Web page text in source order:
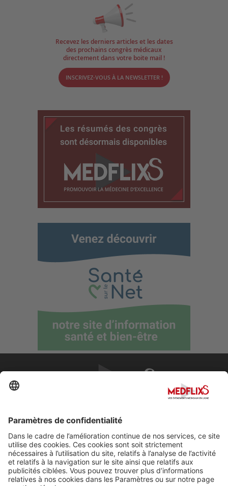
Recevez les derniers articles et les dates
des prochains congrès médicaux
directement dans votre boite mail !
INSCRIVEZ-VOUS À LA NEWSLETTER !
À propos de MedflixS®
Aide
Contact
Mentions légales